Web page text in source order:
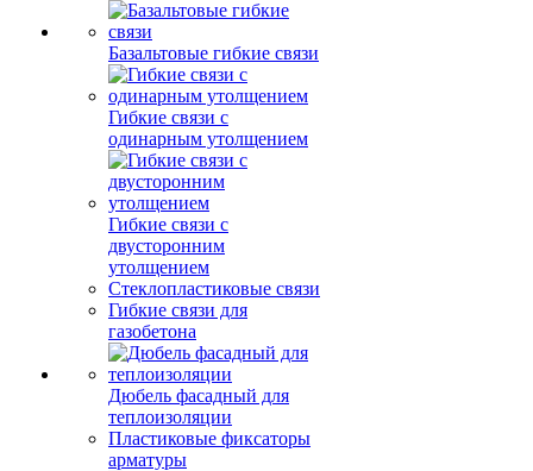
Базальтовые гибкие связи
Гибкие связи с
одинарным утолщением
Гибкие связи с
двусторонним
утолщением
Стеклопластиковые связи
Гибкие связи для
газобетона
Дюбель фасадный для
теплоизоляции
Пластиковые фиксаторы
арматуры